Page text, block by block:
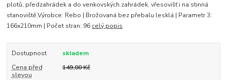
plotů, předzahrádek a do venkovských zahrádek, vřesovišť i na stinná
stanoviště.Výrobce: Rebo | Brožovaná bez přebalu lesklá | Parametr 3:
166x210mm | Počet stran: 96 celý popis
Dostupnost
skladem
Cena před
slevou
149,00 Kč